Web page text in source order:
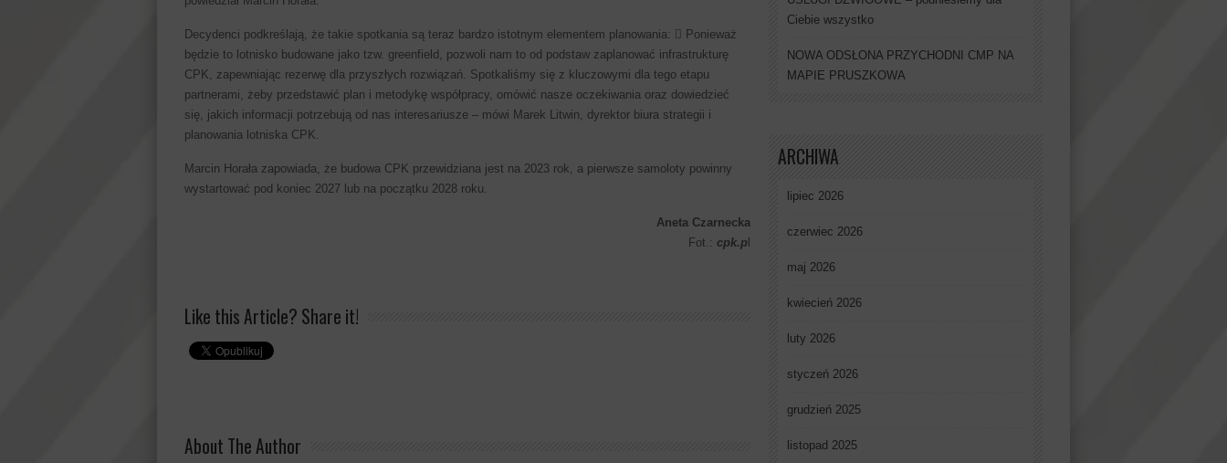
Decydenci podkreślają, że takie spotkania są teraz bardzo istotnym elementem planowania:  Ponieważ
będzie to lotnisko budowane jako tzw. greenfield, pozwoli nam to od podstaw zaplanować infrastrukturę
CPK, zapewniając rezerwę dla przyszłych rozwiązań. Spotkaliśmy się z kluczowymi dla tego etapu
partnerami, żeby przedstawić plan i metodykę współpracy, omówić nasze oczekiwania oraz dowiedzieć
się, jakich informacji potrzebują od nas interesariusze – mówi Marek Litwin, dyrektor biura strategii i
planowania lotniska CPK.
Marcin Horała zapowiada, że budowa CPK przewidziana jest na 2023 rok, a pierwsze samoloty powinny
wystartować pod koniec 2027 lub na początku 2028 roku.
Aneta Czarnecka
Fot.: cpk.p
Like this Article? Share it!
About The Author
Ciebie wszystko
NOWA ODSŁONA PRZYCHODNI CMP NA
MAPIE PRUSZKOWA
ARCHIWA
lipiec 2026
czerwiec 2026
maj 2026
kwiecień 2026
luty 2026
styczeń 2026
grudzień 2025
listopad 2025